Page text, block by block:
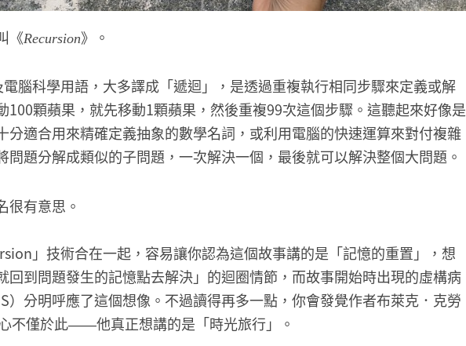
《Recursion》。
電腦科學用語，大多譯成「遞迴」，是透過重複執行相同步驟來定義或解
100顆蘋果，就先移動1顆蘋果，然後重複99次這個步驟。這聽起來好像是
分適合用來精確定義抽象的數學名詞，或利用電腦的快速運算來對付複雜
問題分解成類似的子問題，一次解決一個，最後就可以解決整個大問題。
很有意思。
」技術合在一起，容易讓你認為這個故事講的是「記憶的重置」，想
回到問題發生的記憶點去解決」的迴圈情節，而故事開始時出現的虛構病
）分明呼應了這個想像。不過讀得再多一點，你會發覺作者布萊克．克勞
不僅於此——他真正想講的是「時光旅行」。